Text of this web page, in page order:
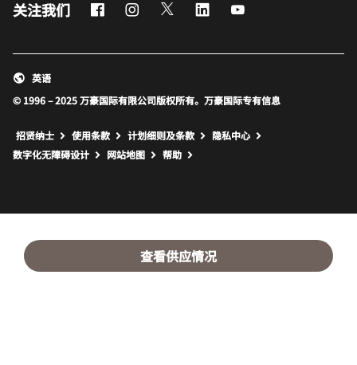
查看供应情况
关注我们 FacebookInstagram
Twitter LinkedIn
© 1996 – 2025 万豪国际有限公司版权所有。万豪国际专有信息
英语
招贤纳士 使用条款 计划细则及条款
隐私中心
数字化无障碍设计
网站地图 打开新窗口
帮助